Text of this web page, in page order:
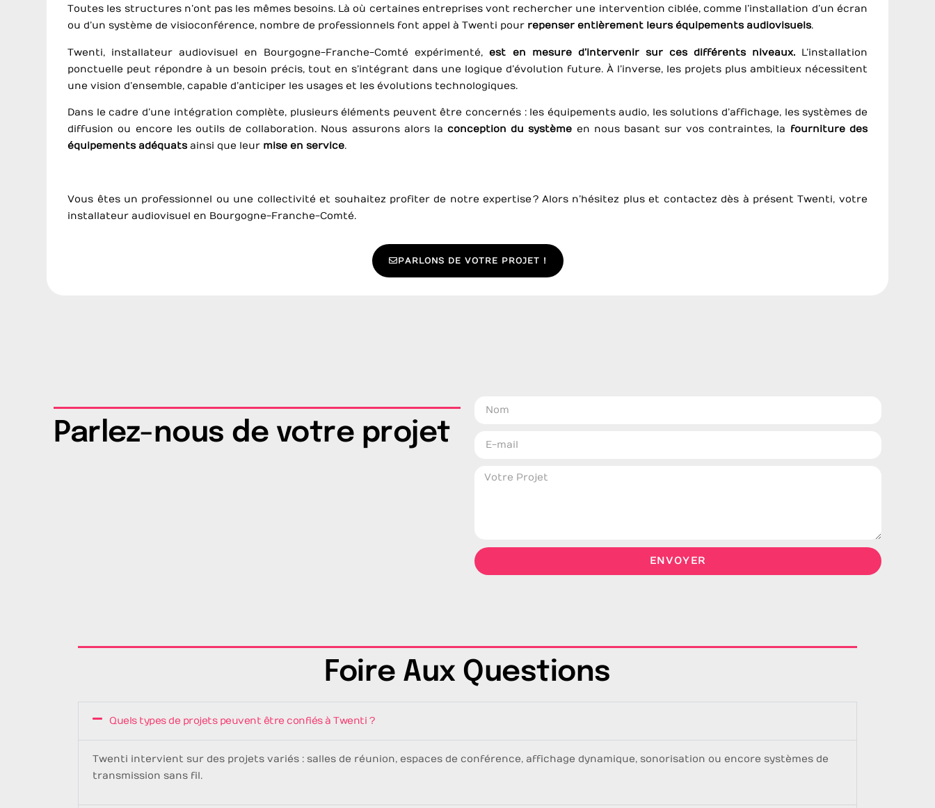
Toutes les structures n’ont pas les mêmes besoins. Là où certaines entreprises vont rechercher une intervention ciblée, comme l’installation d’un écran
ou d’un système de visioconférence, nombre de professionnels font appel à Twenti pour repenser entièrement leurs équipements audiovisuels.
Twenti, installateur audiovisuel en Bourgogne-Franche-Comté expérimenté,est en mesure d’intervenir sur ces différents niveaux.L’installation
ponctuelle peut répondre à un besoin précis, tout en s’intégrant dans une logique d’évolution future. À l’inverse, les projets plus ambitieux nécessitent
une vision d’ensemble, capable d’anticiper les usages et les évolutions technologiques.
Dans le cadre d’une intégration complète, plusieurs éléments peuvent être concernés : les équipements audio, les solutions d’affichage, les systèmes de
diffusion ou encore les outils de collaboration. Nous assurons alors la conception du système en nous basant sur vos contraintes, la fourniture des
équipements adéquats ainsi que leur mise en service.
Vous êtes un professionnel ou une collectivité et souhaitez profiter de notre expertise ? Alors n’hésitez plus et contactez dès à présent Twenti, votre
installateur audiovisuel en Bourgogne-Franche-Comté.
PARLONS DE VOTRE PROJET !
Parlez-nous de votre projet
ENVOYER
Foire Aux Questions
Quels types de projets peuvent être confiés à Twenti ?
Twenti intervient sur des projets variés : salles de réunion, espaces de conférence, affichage dynamique, sonorisation ou encore systèmes de
transmission sans fil.